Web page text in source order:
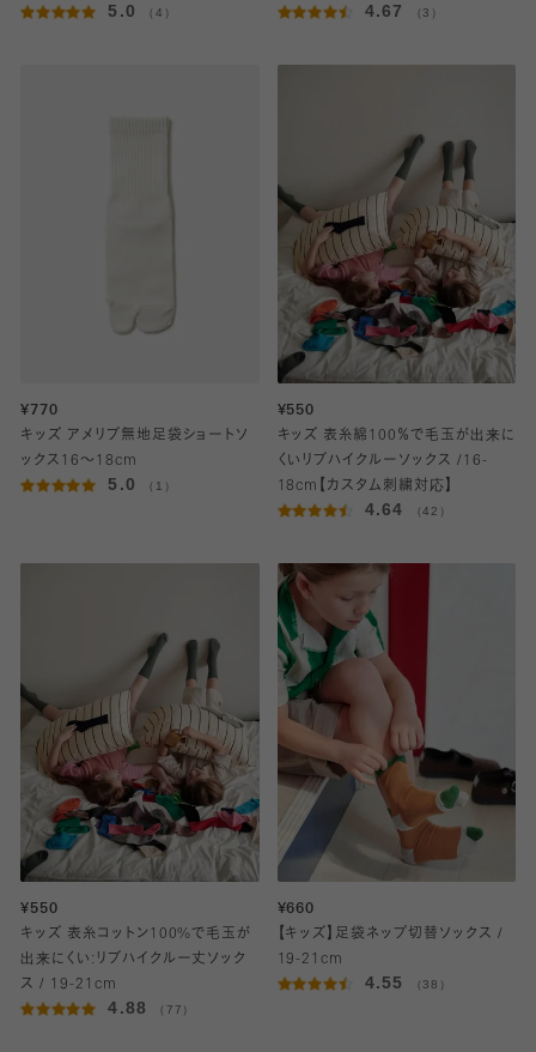
5.0 （4） 4.67 （3）
¥770
キッズ アメリブ無地足袋ショートソ
ックス16～18cm
5.0 （1）
¥550
キッズ 表糸綿100％で毛玉が出来に
くいリブハイクルーソックス /16-
18cm【カスタム刺繍対応】
4.64 （42）
¥550
キッズ 表糸コットン100%で毛玉が
出来にくい:リブハイクルー丈ソック
ス / 19-21cm
4.88 （77）
¥660
【キッズ】足袋ネップ切替ソックス /
19-21cm
4.55 （38）